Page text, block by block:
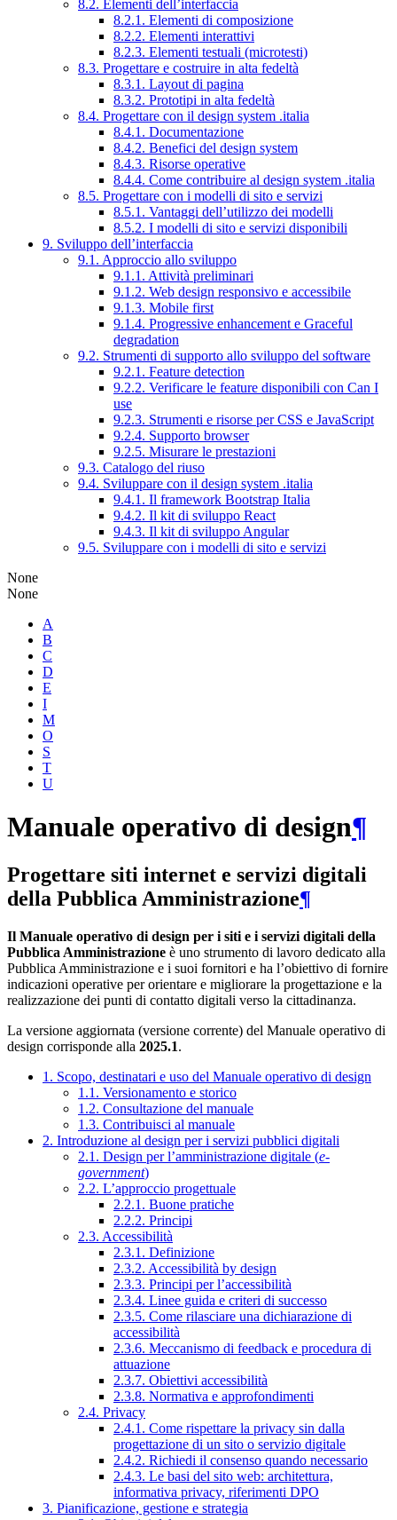
8.2. Elementi dell’interfaccia
8.2.1. Elementi di composizione
8.2.2. Elementi interattivi
8.2.3. Elementi testuali (microtesti)
8.3. Progettare e costruire in alta fedeltà
8.3.1. Layout di pagina
8.3.2. Prototipi in alta fedeltà
8.4. Progettare con il design system .italia
8.4.1. Documentazione
8.4.2. Benefici del design system
8.4.3. Risorse operative
8.4.4. Come contribuire al design system .italia
8.5. Progettare con i modelli di sito e servizi
8.5.1. Vantaggi dell’utilizzo dei modelli
8.5.2. I modelli di sito e servizi disponibili
9. Sviluppo dell’interfaccia
9.1. Approccio allo sviluppo
9.1.1. Attività preliminari
9.1.2. Web design responsivo e accessibile
9.1.3. Mobile first
9.1.4. Progressive enhancement e Graceful
degradation
9.2. Strumenti di supporto allo sviluppo del software
9.2.1. Feature detection
9.2.2. Verificare le feature disponibili con Can I
use
9.2.3. Strumenti e risorse per CSS e JavaScript
9.2.4. Supporto browser
9.2.5. Misurare le prestazioni
9.3. Catalogo del riuso
9.4. Sviluppare con il design system .italia
9.4.1. Il framework Bootstrap Italia
9.4.2. Il kit di sviluppo React
9.4.3. Il kit di sviluppo Angular
9.5. Sviluppare con i modelli di sito e servizi
None
None
A
B
C
D
E
I
M
O
S
T
U
Manuale operativo di design¶
Progettare siti internet e servizi digitali
della Pubblica Amministrazione¶
Il Manuale operativo di design per i siti e i servizi digitali della
Pubblica Amministrazione è uno strumento di lavoro dedicato alla
Pubblica Amministrazione e i suoi fornitori e ha l’obiettivo di fornire
indicazioni operative per orientare e migliorare la progettazione e la
realizzazione dei punti di contatto digitali verso la cittadinanza.
La versione aggiornata (versione corrente) del Manuale operativo di
design corrisponde alla 2025.1.
1. Scopo, destinatari e uso del Manuale operativo di design
1.1. Versionamento e storico
1.2. Consultazione del manuale
1.3. Contribuisci al manuale
2. Introduzione al design per i servizi pubblici digitali
2.1. Design per l’amministrazione digitale (e-
government)
2.2. L’approccio progettuale
2.2.1. Buone pratiche
2.2.2. Principi
2.3. Accessibilità
2.3.1. Definizione
2.3.2. Accessibilità by design
2.3.3. Principi per l’accessibilità
2.3.4. Linee guida e criteri di successo
2.3.5. Come rilasciare una dichiarazione di
accessibilità
2.3.6. Meccanismo di feedback e procedura di
attuazione
2.3.7. Obiettivi accessibilità
2.3.8. Normativa e approfondimenti
2.4. Privacy
2.4.1. Come rispettare la privacy sin dalla
progettazione di un sito o servizio digitale
2.4.2. Richiedi il consenso quando necessario
2.4.3. Le basi del sito web: architettura,
informativa privacy, riferimenti DPO
3. Pianificazione, gestione e strategia